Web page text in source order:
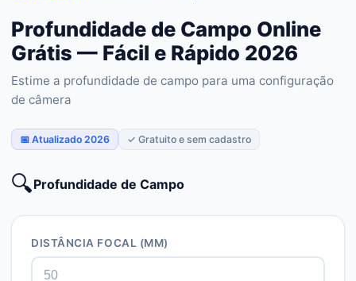
Profundidade de Campo Online
Grátis — Fácil e Rápido 2026
Estime a profundidade de campo para uma configuração
de câmera
📅 Atualizado 2026 ✓ Gratuito e sem cadastro
🔍Profundidade de Campo
DISTÂNCIA FOCAL (MM)